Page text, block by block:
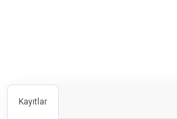
Kayıtlar